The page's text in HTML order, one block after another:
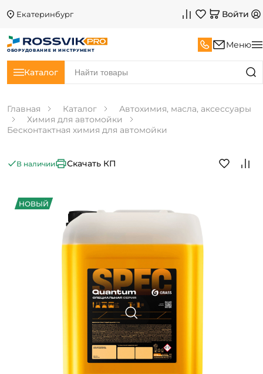
Екатеринбург Войти
ОБОРУДОВАНИЕ И ИНСТРУМЕНТ
Меню
Каталог
Главная Каталог
Автохимия, масла, аксессуары
Химия для автомойки
Бесконтактная химия для автомойки
НОВЫЙ
В наличии Скачать КП